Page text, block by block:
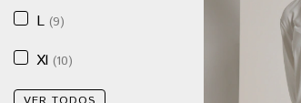
L (9)
Xl (10)